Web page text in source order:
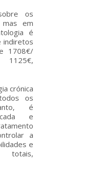
os
em
é
indiretos
1708€/
crónica
os
é
e
a
e
totais,